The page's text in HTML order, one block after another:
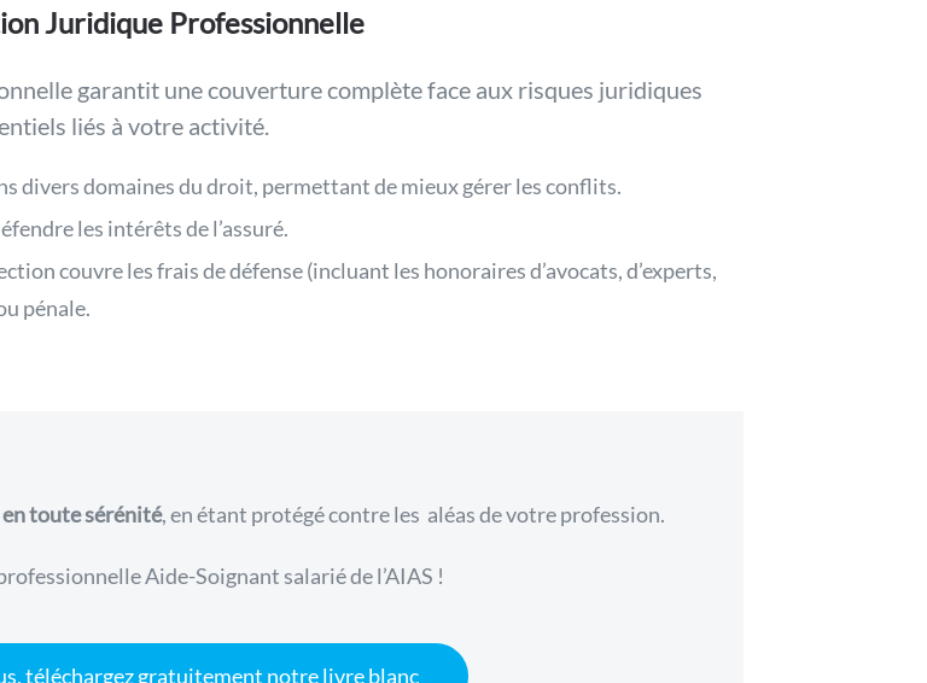
Juridique Professionnelle
garantit une couverture complète face aux risques juridiques
liés à votre activité.
divers domaines du droit, permettant de mieux gérer les conflits.
les intérêts de l’assuré.
couvre les frais de défense (incluant les honoraires d’avocats, d’experts,
pénale.
toute sérénité, en étant protégé contre les aléas de votre profession.
Aide-Soignant salarié de l’AIAS !
téléchargez gratuitement notre livre blanc